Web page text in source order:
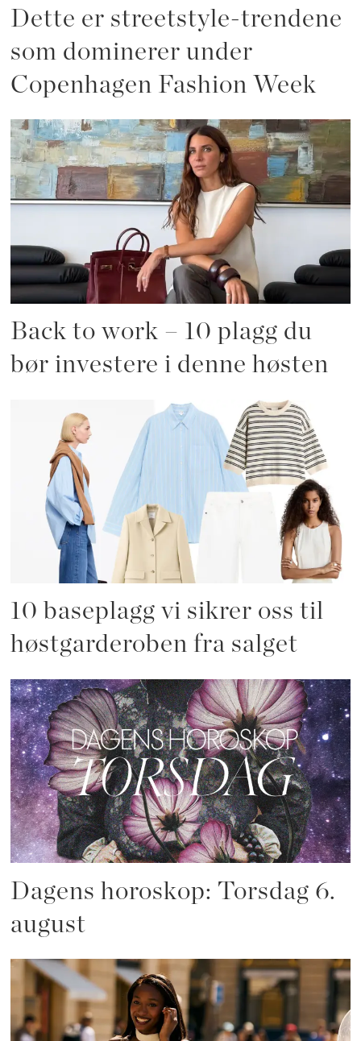
Dette er streetstyle-trendene
som dominerer under
Copenhagen Fashion Week
Back to work – 10 plagg du
bør investere i denne høsten
10 baseplagg vi sikrer oss til
høstgarderoben fra salget
Dagens horoskop: Torsdag 6.
august